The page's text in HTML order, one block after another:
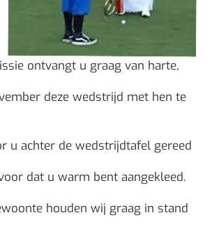
ontvangt u graag van harte,
deze wedstrijd met hen te
u achter de wedstrijdtafel gereed
dat u warm bent aangekleed.
houden wij graag in stand